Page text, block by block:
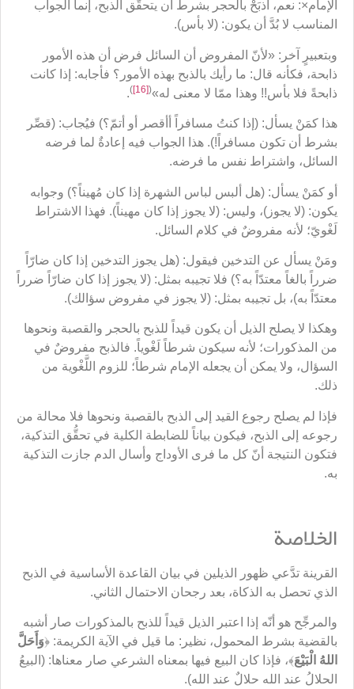
الإمام×: نعم، اذبَحْ بالحجر بشرط أن يتحقَّق الذبح، إنما الجواب
المناسب لا بُدَّ أن يكون: (لا بأس).
وبتعبيرٍ آخر: «لأنّ المفروض أن السائل فرض أن هذه الأمور
ذابحة، فكأنه قال: ما رأيك بالذبح بهذه الأمور؟ فأجابه: إذا كانت
ذابحةً فلا بأس!! وهذا ممّا لا معنى له»(
[16]
)
.
هذا كمَنْ يسأل: (إذا كنتُ مسافراً أأقصر أو أتمّ؟) فيُجاب: (قصِّر
بشرط أن تكون مسافراً!). هذا الجواب فيه إعادةٌ لما فرضه
السائل، واشتراط نفس ما فرضه.
أو كمَنْ يسأل: (هل ألبس لباس الشهرة إذا كان مُهيناً؟) وجوابه
يكون: (لا يجوز)، وليس: (لا يجوز إذا كان مهيناً). فهذا الاشتراط
لَغْويّ؛ لأنه مفروضٌ في كلام السائل.
ومَنْ يسأل عن التدخين فيقول: (هل يجوز التدخين إذا كان ضارّاً
ضرراً بالغاً معتدّاً به؟) فلا تجيبه بمثل: (لا يجوز إذا كان ضارّاً ضرراً
معتدّاً به)، بل تجيبه بمثل: (لا يجوز في مفروض سؤالك).
وهكذا لا يصلح الذيل أن يكون قيداً للذبح بالحجر والقصبة ونحوها
من المذكورات؛ لأنه سيكون شرطاً لَغْوياً. فالذبح مفروضٌ في
السؤال، ولا يمكن أن يجعله الإمام شرطاً؛ للزوم اللَّغْوية من
ذلك.
فإذا لم يصلح رجوع القيد إلى الذبح بالقصبة ونحوها فلا محالة من
رجوعه إلى الذبح، فيكون بياناً للضابطة الكلية في تحقُّق التذكية،
فتكون النتيجة أنّ كل ما فرى الأوداج وأسال الدم جازت التذكية
به.
الخلاصة
القرينة تدَّعي ظهور الذيلين في بيان القاعدة الأساسية في الذبح
الذي تحصل به الذكاة، بعد رجحان الاحتمال الثاني.
والمرجِّح هو أنّه إذا اعتبر الذيل قيداً للذبح بالمذكورات صار أشبه
بالقضية بشرط المحمول، نظير: ما قيل في الآية الكريمة: ﴿وَأَحَلَّ
اللهُ الْبَيْعَ﴾، فإذا كان البيع فيها بمعناه الشرعي صار معناها: (البيعُ
الحلالُ عند الله حلالٌ عند الله).